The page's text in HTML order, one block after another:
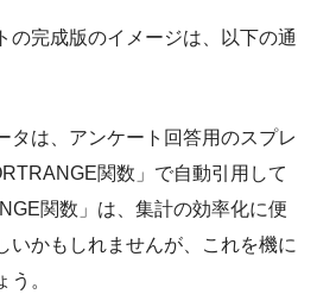
の完成版のイメージは、以下の通
タは、アンケート回答用のスプレ
関数」で自動引用して
関数」は、集計の効率化に便
いかもしれませんが、これを機に
。